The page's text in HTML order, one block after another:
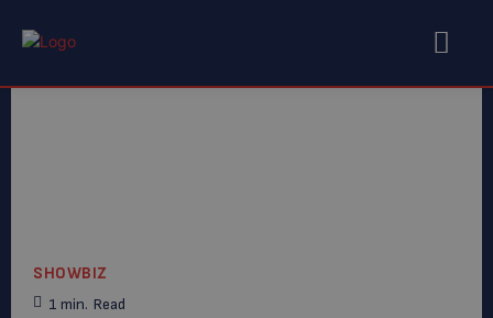
SHOWBIZ
1 min. Read